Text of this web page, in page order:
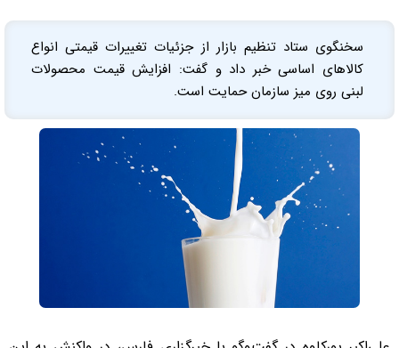
سخنگوی ستاد تنظیم بازار از جزئیات تغییرات قیمتی انواع
کالاهای اساسی خبر داد و گفت: افزایش قیمت محصولات
لبنی روی میز سازمان حمایت است.